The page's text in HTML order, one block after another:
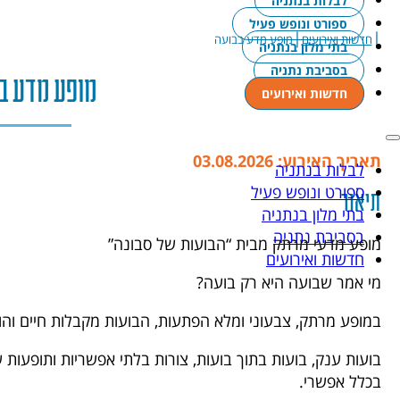
ספורט ונופש פעיל
בתי מלון בנתניה
בסביבת נתניה
חדשות ואירועים
לבלות בנתניה
ספורט ונופש פעיל
בתי מלון בנתניה
בסביבת נתניה
חדשות ואירועים
| חדשות ואירועים|מופע מדע בבועה
מופע מדע
תאריך האירוע: 03.08.2026
תיאור
מופע מדעי מרתק מבית “הבועות של סבונה”
מי אמר שבועה היא רק בועה?
במופע מרתק, צבעוני ומלא הפתעות, הבועות מקבלות חיים
בועות ענק, בועות בתוך בועות, צורות בלתי אפשריות
בכלל אפשרי.